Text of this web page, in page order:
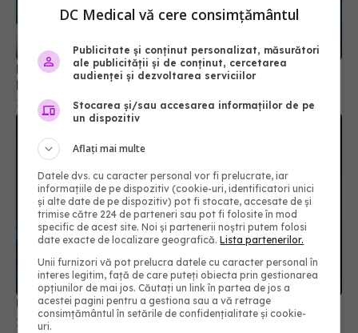
FDA respinge proiectul unui vaccin antigripal pe
bază de ARN mesager
12 feb 2026, 09:52
Un nou vaccin Moderna, recomandat în UE
16 dec 2025, 20:26
DC Medical vă cere consimțământul
Publicitate și conținut personalizat, măsurători
ale publicității și de conținut, cercetarea
audienței și dezvoltarea serviciilor
Stocarea și/sau accesarea informațiilor de pe
un dispozitiv
Aflați mai multe
Datele dvs. cu caracter personal vor fi prelucrate, iar
informațiile de pe dispozitiv (cookie-uri, identificatori unici
și alte date de pe dispozitiv) pot fi stocate, accesate de și
trimise către 224 de parteneri sau pot fi folosite în mod
specific de acest site. Noi și partenerii noștri putem folosi
date exacte de localizare geografică.Lista partenerilor.
Unii furnizori vă pot prelucra datele cu caracter personal în
interes legitim, față de care puteți obiecta prin gestionarea
opțiunilor de mai jos. Căutați un link în partea de jos a
acestei pagini pentru a gestiona sau a vă retrage
consimțământul în setările de confidențialitate și cookie-
uri.